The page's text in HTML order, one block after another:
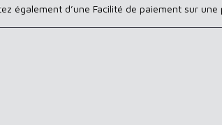
également d’une Facilité de paiement sur une